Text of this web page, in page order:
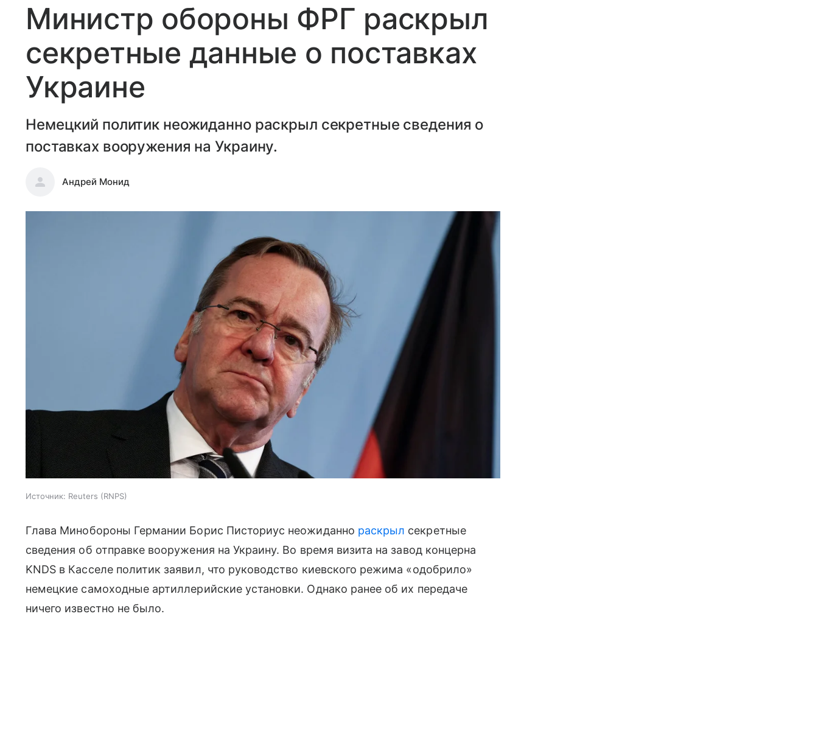
Министр обороны ФРГ раскрыл
секретные данные о поставках
Украине
Немецкий политик неожиданно раскрыл секретные сведения о
поставках вооружения на Украину.
Андрей Монид
Источник: Reuters (RNPS)
Глава Минобороны Германии Борис Писториус неожиданно раскрыл секретные
сведения об отправке вооружения на Украину. Во время визита на завод концерна
KNDS в Касселе политик заявил, что руководство киевского режима «одобрило»
немецкие самоходные артиллерийские установки. Однако ранее об их передаче
ничего известно не было.